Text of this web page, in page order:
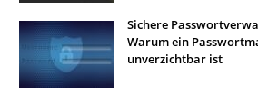
Sichere
Warum ein
unverzichtbar ist